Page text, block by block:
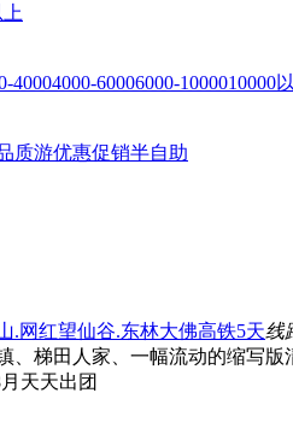
40004000-60006000-1000010000
质游优惠促销半自助
.网红望仙谷.东林大佛高铁5天线
、梯田人家、一幅流动的缩写
天天出团